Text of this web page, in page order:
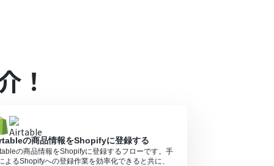
の場合は設定しているフローボットのオペレ
には制限対象のアプリを使用することができ
！
の商品情報をShopifyに登録する
の商品情報をShopifyに登録するフローです。手
よるShopifyへの登録作業を効率化できると共に、